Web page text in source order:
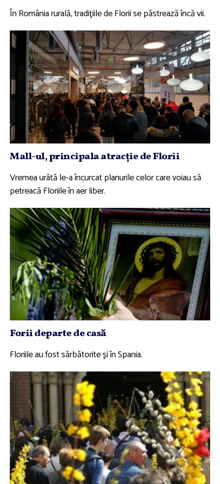
În România rurală, tradiţiile de Florii se păstrează încă vii.
Mall-ul, principala atracţie de Florii
Vremea urâtă le-a încurcat planurile celor care voiau să
petreacă Floriile în aer liber.
Forii departe de casă
Floriile au fost sărbătorite şi în Spania.